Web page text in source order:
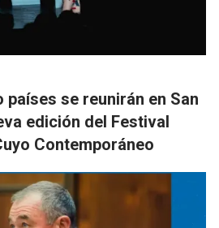
se reunirán en San
edición del Festival
Contemporáneo